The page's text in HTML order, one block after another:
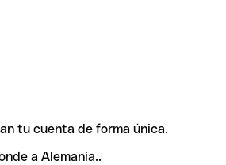
tu cuenta de forma única.
a Alemania..